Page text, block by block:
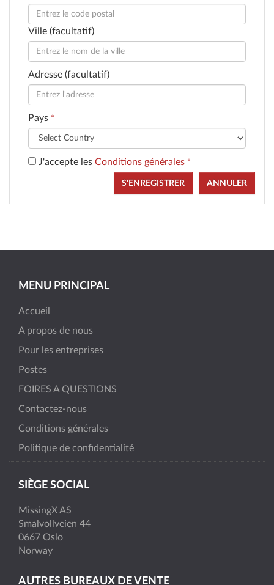
Ville (facultatif)
Adresse (facultatif)
Pays *
J'accepte les Conditions générales *
S'ENREGISTRER ANNULER
MENU PRINCIPAL
Accueil
A propos de nous
Pour les entreprises
Postes
FOIRES A QUESTIONS
Contactez-nous
Conditions générales
Politique de confidentialité
SIÈGE SOCIAL
MissingX AS
Smalvollveien 44
0667 Oslo
Norway
AUTRES BUREAUX DE VENTE